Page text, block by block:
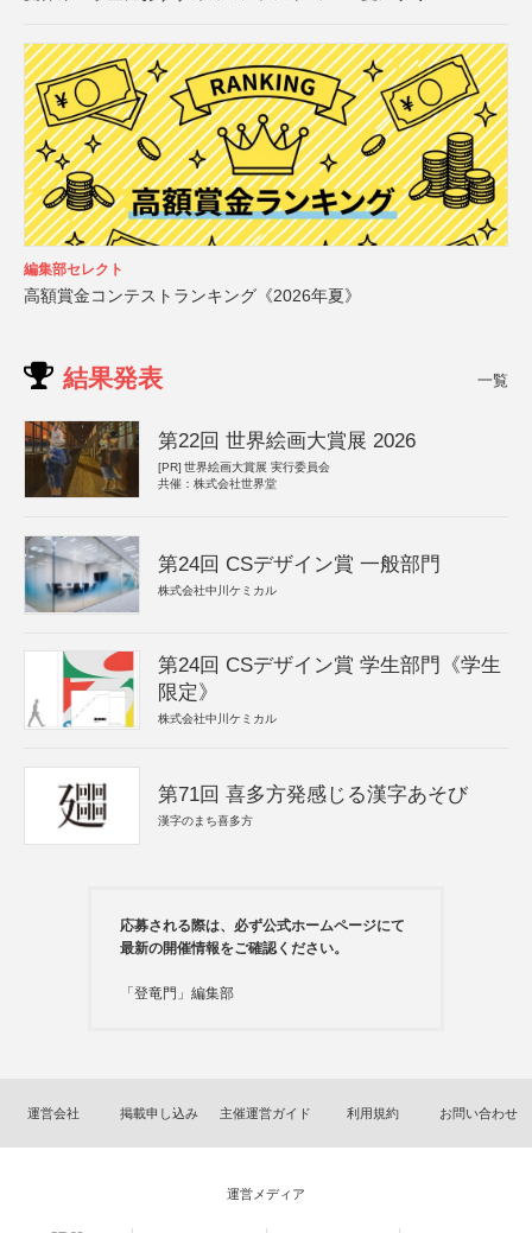
編集部セレクト
高額賞金コンテストランキング《2026年夏》
結果発表 一覧
第22回 世界絵画大賞展 2026
[PR] 世界絵画大賞展 実行委員会
共催：株式会社世界堂
第24回 CSデザイン賞 一般部門
株式会社中川ケミカル
第24回 CSデザイン賞 学生部門《学生
限定》
株式会社中川ケミカル
第71回 喜多方発感じる漢字あそび
漢字のまち喜多方
応募される際は、必ず公式ホームページにて
最新の開催情報をご確認ください。
「登竜門」編集部
運営会社 掲載申し込み 主催運営ガイド 利用規約 お問い合わせ
運営メディア